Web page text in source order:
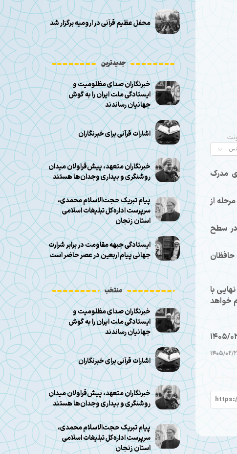
مدرک
از
نفر در سطح ده‌جزئی، ۱۷ نفر در سطح بیست‌جزئی و ۹۷ نفر در سطح
حافظان
با
خواهد
1405/
محفل عظیم قرآنی در ارومیه برگزار شد
جدیدترین
خبرنگاران صدای مظلومیت و
ایستادگی ملت ایران را به گوش
جهانیان رساندند
اشارات قرآنی برای خبرنگاران
خبرنگاران متعهد، پیش‌قراولان میدان
روشنگری و بیداری وجدان‌ها هستند
پیام تبریک حجت‌الاسلام محمدی،
سرپرست اداره‌کل تبلیغات اسلامی
استان زنجان
ایستادگی جبهه مقاومت در برابر شرارت
جهانی پیام اربعین در عصر حاضر است
منتخب
خبرنگاران صدای مظلومیت و
ایستادگی ملت ایران را به گوش
جهانیان رساندند
اشارات قرآنی برای خبرنگاران
خبرنگاران متعهد، پیش‌قراولان میدان
روشنگری و بیداری وجدان‌ها هستند
پیام تبریک حجت‌الاسلام محمدی،
سرپرست اداره‌کل تبلیغات اسلامی
استان زنجان